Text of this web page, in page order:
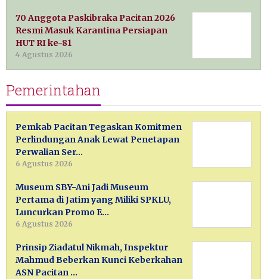
70 Anggota Paskibraka Pacitan 2026
Resmi Masuk Karantina Persiapan
HUT RI ke-81
4 Agustus 2026
Pemerintahan
Pemkab Pacitan Tegaskan Komitmen
Perlindungan Anak Lewat Penetapan
Perwalian Ser…
6 Agustus 2026
Museum SBY-Ani Jadi Museum
Pertama di Jatim yang Miliki SPKLU,
Luncurkan Promo E…
6 Agustus 2026
Prinsip Ziadatul Nikmah, Inspektur
Mahmud Beberkan Kunci Keberkahan
ASN Pacitan …